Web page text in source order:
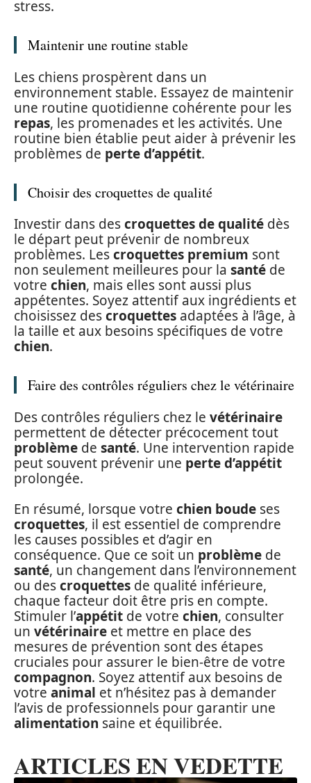
stress.
Maintenir une routine stable
Les chiens prospèrent dans un
environnement stable. Essayez de maintenir
une routine quotidienne cohérente pour les
repas, les promenades et les activités. Une
routine bien établie peut aider à prévenir les
problèmes de perte d’appétit.
Choisir des croquettes de qualité
Investir dans descroquettes de qualité dès
le départ peut prévenir de nombreux
problèmes. Lescroquettes premium sont
non seulement meilleures pour la santé de
votre chien, mais elles sont aussi plus
appétentes. Soyez attentif aux ingrédients et
choisissez descroquettes adaptées à l’âge, à
la taille et aux besoins spécifiques de votre
chien.
Faire des contrôles réguliers chez le vétérinaire
Des contrôles réguliers chez le vétérinaire
permettent de détecter précocement tout
problème de santé. Une intervention rapide
peut souvent prévenir une perte d’appétit
prolongée.
En résumé, lorsque votre chien boude ses
croquettes, il est essentiel de comprendre
les causes possibles et d’agir en
conséquence. Que ce soit un problème de
santé, un changement dans l’environnement
ou descroquettes de qualité inférieure,
chaque facteur doit être pris en compte.
Stimuler l’appétit de votre chien, consulter
un vétérinaire et mettre en place des
mesures de prévention sont des étapes
cruciales pour assurer le bien-être de votre
compagnon. Soyez attentif aux besoins de
votre animal et n’hésitez pas à demander
l’avis de professionnels pour garantir une
alimentation saine et équilibrée.
ARTICLES EN VEDETTE